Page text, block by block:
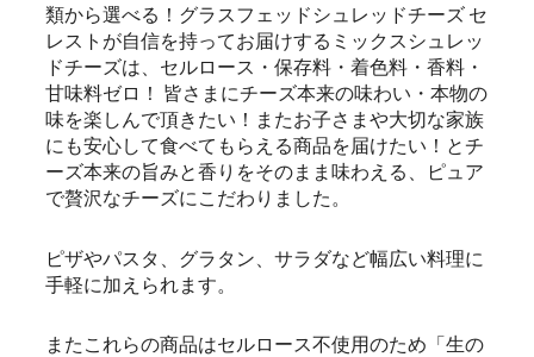
類から選べる！グラスフェッドシュレッドチーズ セ
レストが自信を持ってお届けするミックスシュレッ
ドチーズは、セルロース・保存料・着色料・香料・
甘味料ゼロ！ 皆さまにチーズ本来の味わい・本物の
味を楽しんで頂きたい！またお子さまや大切な家族
にも安心して食べてもらえる商品を届けたい！とチ
ーズ本来の旨みと香りをそのまま味わえる、ピュア
で贅沢なチーズにこだわりました。
ピザやパスタ、グラタン、サラダなど幅広い料理に
手軽に加えられます。
またこれらの商品はセルロース不使用のため「生の